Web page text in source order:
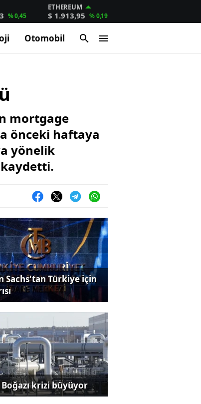
% 0,45
ETHEREUM
$ 1.913,95 % 0,19
Otomobil
mortgage
önceki haftaya
yönelik
Sachs'tan Türkiye için
krizi büyüyor